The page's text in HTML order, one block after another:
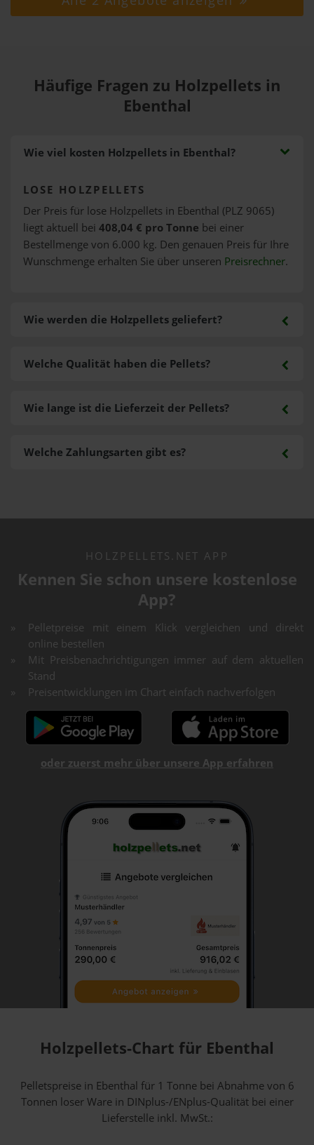
Häufige Fragen zu Holzpellets in
Ebenthal
Wie viel kosten Holzpellets in Ebenthal?
LOSE HOLZPELLETS
Der Preis für lose Holzpellets in Ebenthal (PLZ 9065)
liegt aktuell bei 408,04 € pro Tonne bei einer
Bestellmenge von 6.000 kg. Den genauen Preis für Ihre
Wunschmenge erhalten Sie über unseren Preisrechner.
Wie werden die Holzpellets geliefert?
Welche Zahlungsarten gibt es?
Welche Qualität haben die Pellets?
Wie lange ist die Lieferzeit der Pellets?
HOLZPELLETS.NET APP
Kennen Sie schon unsere kostenlose
App?
Pelletpreise mit einem Klick vergleichen und direkt
online bestellen
Mit Preisbenachrichtigungen immer auf dem aktuellen
Stand
Preisentwicklungen im Chart einfach nachverfolgen
oder zuerst mehr über unsere App erfahren
Holzpellets-Chart für Ebenthal
Pelletspreise in Ebenthal für 1 Tonne bei Abnahmevon 6
Tonnen loser Warein DINplus-/ENplus-Qualität bei einer
Lieferstelle inkl. MwSt.: